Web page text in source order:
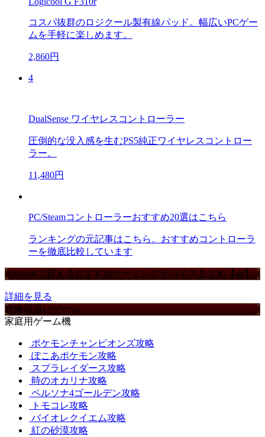
コスパ抜群のロジクール製有線パッド。幅広いPCゲー
ムを手軽に楽しめます。
2,860円
4
DualSense ワイヤレスコントローラー
圧倒的な没入感を生むPS5純正ワイヤレスコントロー
ラー。
11,480円
PC/Steamコントローラーおすすめ20選はこちら
ランキングの元記事はこちら。おすすめコントローラ
ーを徹底比較しています
Amazonで買えるおすすめゲーミングデバイスまとめ【ad】
詳細を見る
攻略取扱いゲーム
家庭用ゲーム機
ポケモンチャンピオンズ攻略
ぽこあポケモン攻略
スプラレイダース攻略
時のオカリナ攻略
ペルソナ4ゴールデン攻略
トモコレ攻略
バイオレクイエム攻略
紅の砂漠攻略